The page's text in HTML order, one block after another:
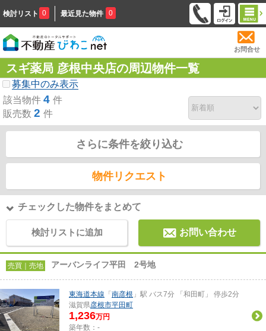
検討リスト 0 最近見た物件 0
お問合せ
スギ薬局 彦根中央店の周辺物件一覧
募集中のみ表示
該当物件 4 件
販売数 2 件
さらに条件を絞り込む
物件リクエスト
チェックした物件をまとめて
検討リストに追加 お問い合わせ
売買｜売地 アーバンライフ平田 2号地
東海道本線 「 南彦根 」駅 バス7分 「和田町」 停歩2分
滋賀県彦根市平田町
1,236万円
築年数：-